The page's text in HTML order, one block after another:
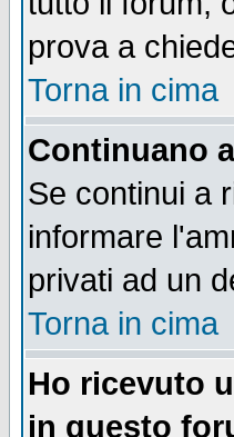
prova a
Torna in cima
Continuano
Se continui a
informare
privati ad un
Torna in cima
Ho ricevuto
in questo